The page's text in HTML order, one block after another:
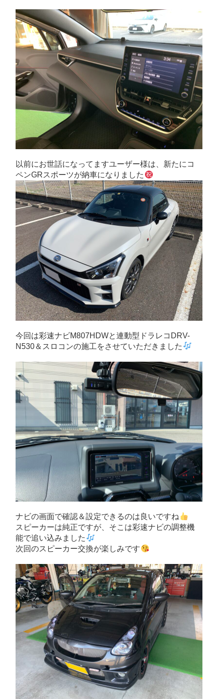
以前にお世話になってますユーザー様は、新たにコ
ペンGRスポーツが納車になりました
今回は彩速ナビM807HDWと連動型ドラレコDRV-
N530＆スロコンの施工をさせていただきました
ナビの画面で確認＆設定できるのは良いですね
スピーカーは純正ですが、そこは彩速ナビの調整機
能で追い込みました
次回のスピーカー交換が楽しみです